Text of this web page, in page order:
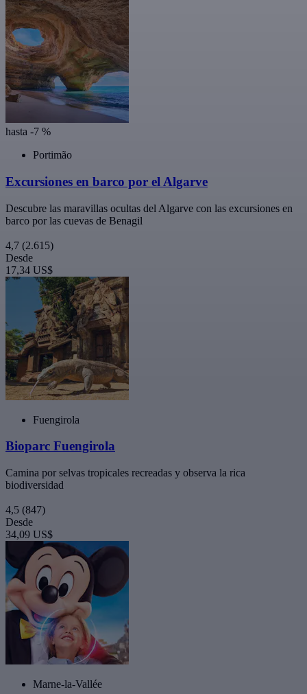
hasta -7 %
Portimão
Excursiones en barco por el Algarve
Descubre las maravillas ocultas del Algarve con las excursiones en
barco por las cuevas de Benagil
4,7 (2.615)
Desde
17,34 US$
Fuengirola
Bioparc Fuengirola
Camina por selvas tropicales recreadas y observa la rica
biodiversidad
4,5 (847)
Desde
34,09 US$
Marne-la-Vallée